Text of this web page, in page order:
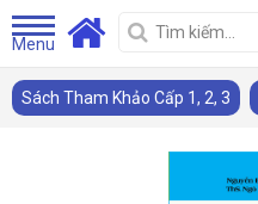
Menu
Sách Tham Khảo Cấp 1, 2, 3